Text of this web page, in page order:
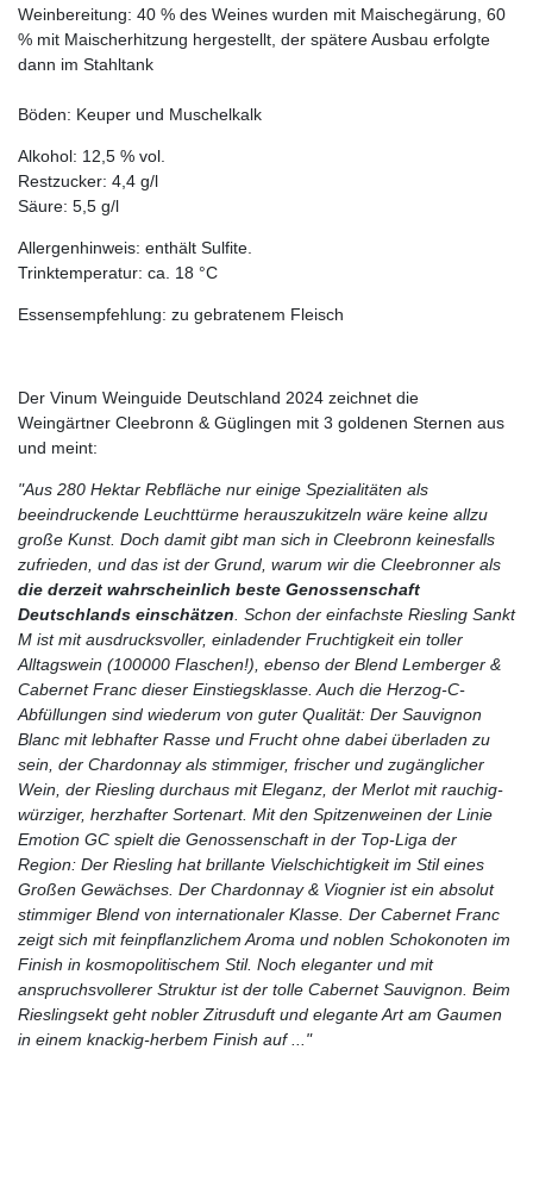
Weinbereitung: 40 % des Weines wurden mit Maischegärung, 60
% mit Maischerhitzung hergestellt, der spätere Ausbau erfolgte
dann im Stahltank
Böden: Keuper und Muschelkalk
Alkohol: 12,5 % vol.
Restzucker: 4,4 g/l
Säure: 5,5 g/l
Allergenhinweis: enthält Sulfite.
Trinktemperatur: ca. 18 °C
Essensempfehlung: zu gebratenem Fleisch
Der Vinum Weinguide Deutschland 2024 zeichnet die
Weingärtner Cleebronn & Güglingen mit 3 goldenen Sternen aus
und meint:
"Aus 280 Hektar Rebfläche nur einige Spezialitäten als
beeindruckende Leuchttürme herauszukitzeln wäre keine allzu
große Kunst. Doch damit gibt man sich in Cleebronn keinesfalls
zufrieden, und das ist der Grund, warum wir die Cleebronner als
die derzeit wahrscheinlich beste Genossenschaft
Deutschlands einschätzen . Schon der einfachste Riesling Sankt
M ist mit ausdrucksvoller, einladender Fruchtigkeit ein toller
Alltagswein (100000 Flaschen!), ebenso der Blend Lemberger &
Cabernet Franc dieser Einstiegsklasse. Auch die Herzog-C-
Abfüllungen sind wiederum von guter Qualität: Der Sauvignon
Blanc mit lebhafter Rasse und Frucht ohne dabei überladen zu
sein, der Chardonnay als stimmiger, frischer und zugänglicher
Wein, der Riesling durchaus mit Eleganz, der Merlot mit rauchig-
würziger, herzhafter Sortenart. Mit den Spitzenweinen der Linie
Emotion GC spielt die Genossenschaft in der Top-Liga der
Region: Der Riesling hat brillante Vielschichtigkeit im Stil eines
Großen Gewächses. Der Chardonnay & Viognier ist ein absolut
stimmiger Blend von internationaler Klasse. Der Cabernet Franc
zeigt sich mit feinpflanzlichem Aroma und noblen Schokonoten im
Finish in kosmopolitischem Stil. Noch eleganter und mit
anspruchsvollerer Struktur ist der tolle Cabernet Sauvignon. Beim
Rieslingsekt geht nobler Zitrusduft und elegante Art am Gaumen
in einem knackig-herbem Finish auf ..."